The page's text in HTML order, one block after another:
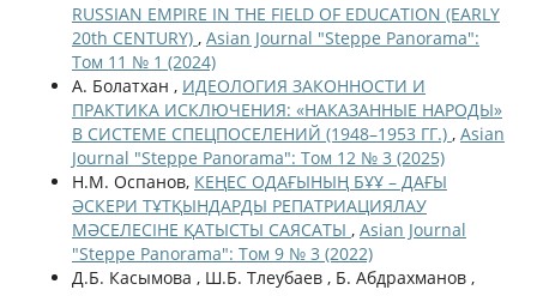
RUSSIAN EMPIRE IN THE FIELD OF EDUCATION (EARLY
20th CENTURY) , Asian Journal "Steppe Panorama":
Том 11 № 1 (2024)
А. Болатхан , ИДЕОЛОГИЯ ЗАКОННОСТИ И
ПРАКТИКА ИСКЛЮЧЕНИЯ: «НАКАЗАННЫЕ НАРОДЫ»
В СИСТЕМЕ СПЕЦПОСЕЛЕНИЙ (1948–1953 ГГ.) , Asian
Journal "Steppe Panorama": Том 12 № 3 (2025)
Н.М. Оспанов, КЕҢЕС ОДАҒЫНЫҢ БҰҰ – ДАҒЫ
ӘСКЕРИ ТҰТҚЫНДАРДЫ РЕПАТРИАЦИЯЛАУ
МӘСЕЛЕСІНЕ ҚАТЫСТЫ САЯСАТЫ , Asian Journal
"Steppe Panorama": Том 9 № 3 (2022)
Д.Б. Касымова , Ш.Б. Тлеубаев , Б. Абдрахманов ,